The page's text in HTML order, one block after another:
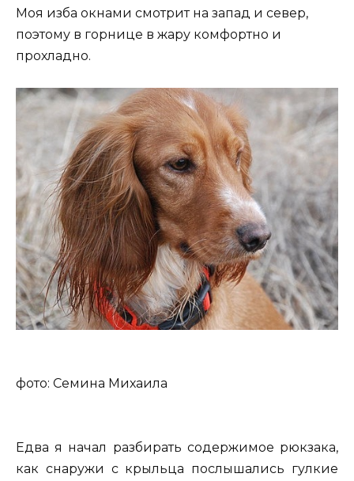
Моя изба окнами смотрит на запад и север,
поэтому в горнице в жару комфортно и
прохладно.
фото: Семина Михаила
Едва я начал разбирать содержимое рюкзака,
как снаружи с крыльца послышались гулкие